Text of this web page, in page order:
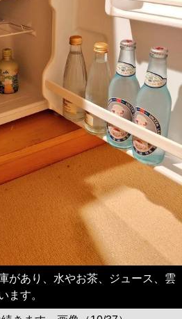
があり、水やお茶、ジュース、雲
ます。